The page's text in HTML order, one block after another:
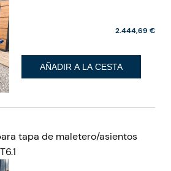
2.444,69 €
AÑADIR A LA CESTA
tapa de maletero/asientos